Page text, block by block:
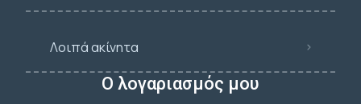
Λοιπά ακίνητα
Ο λογαριασμός μου